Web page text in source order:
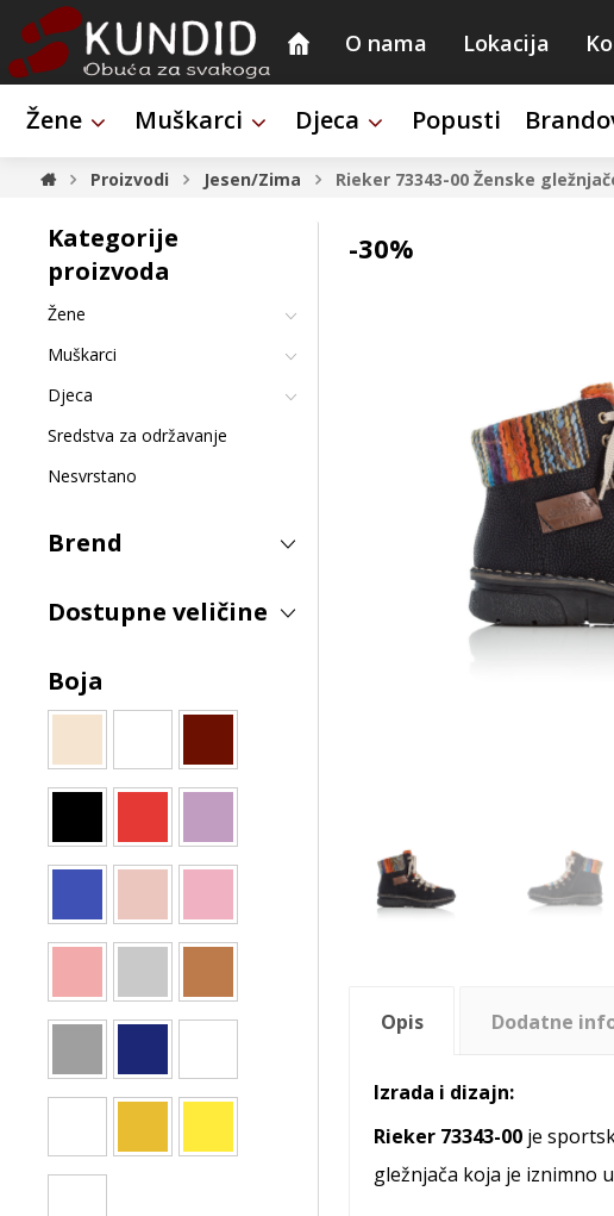
O nama Lokacija
Žene Muškarci Djeca Popusti
Proizvodi Jesen/Zima Rieker 73343-00 Ženske
-30%
Opis Dodatne
Izrada i dizajn:
Rieker 73343-00je
gležnjača koja je iznimno
Kategorije
proizvoda
Žene
Muškarci
Djeca
Sredstva za održavanje
Nesvrstano
Brend
Dostupne veličine
Boja